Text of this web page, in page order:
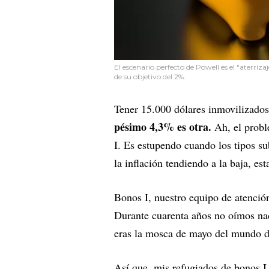
El escenario perfecto de Powell es el
de su objetivo del 2%.
Tener 15.000 dólares
pésimo 4,3% es otra. Ah, el
I. Es estupendo cuando los tipos
la inflación tendiendo a la baja,
Bonos I, nuestro equipo de
Durante cuarenta años no oímos
eras la mosca de mayo del mundo